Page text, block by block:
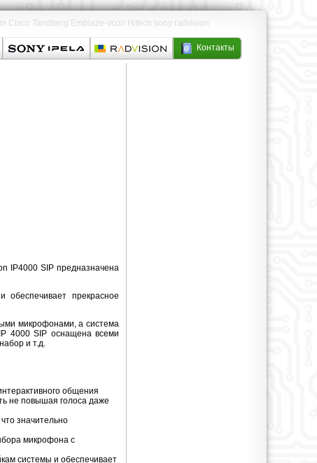
Tandberg Emblaze-vcon Hitech sony radvision
Контакты
IP4000 SIP предназначена
прекрасное
микрофонами, а система
4000 SIP оснащена всеми
и т.д.
общения
не повышая голоса даже
значительно
микрофона с
системы и обеспечивает